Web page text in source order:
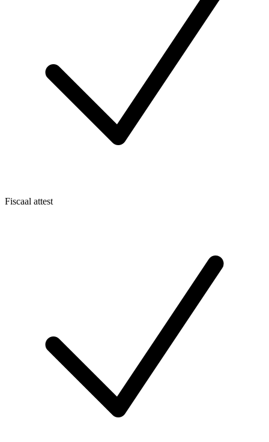
Fiscaal attest